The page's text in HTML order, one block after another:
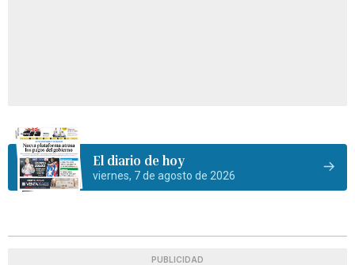
El diario de hoy
viernes, 7 de agosto de 2026
PUBLICIDAD